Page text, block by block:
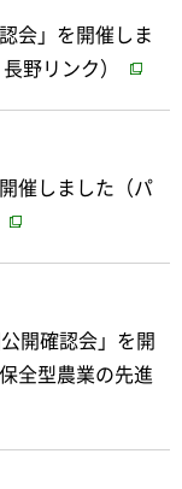
会」を開催しま
野リンク）
催しました（パ
開確認会」を開
全型農業の先進